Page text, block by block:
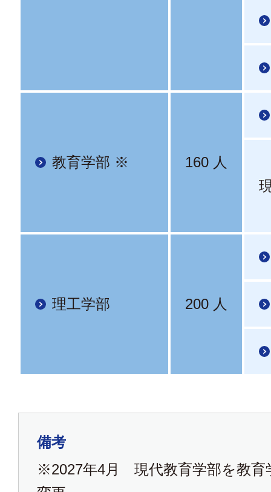
教育学部 ※
160 人
理工学部 200 人
備考
※2027年4月 現代教育学部を教育